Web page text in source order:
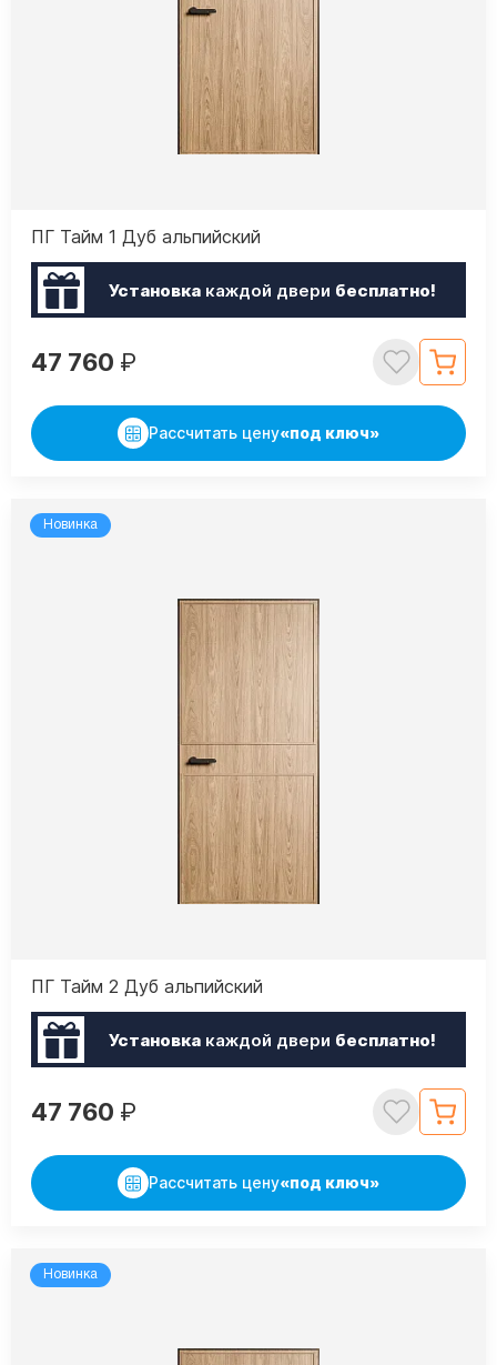
ПГ Тайм 1 Дуб альпийский
Установкакаждой двери бесплатно!
47 760 ₽
Рассчитать цену«под ключ»
Новинка
ПГ Тайм 2 Дуб альпийский
Установкакаждой двери бесплатно!
47 760 ₽
Рассчитать цену«под ключ»
Новинка